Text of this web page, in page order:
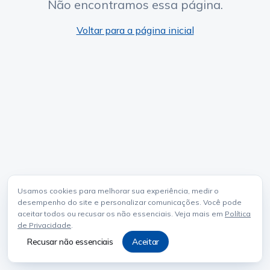
Usamos cookies para melhorar sua experiência, medir o
desempenho do site e personalizar comunicações. Você pode
aceitar todos ou recusar os não essenciais. Veja mais em Política
de Privacidade.
Recusar não essenciais Aceitar
Não encontramos essa página.
Voltar para a página inicial